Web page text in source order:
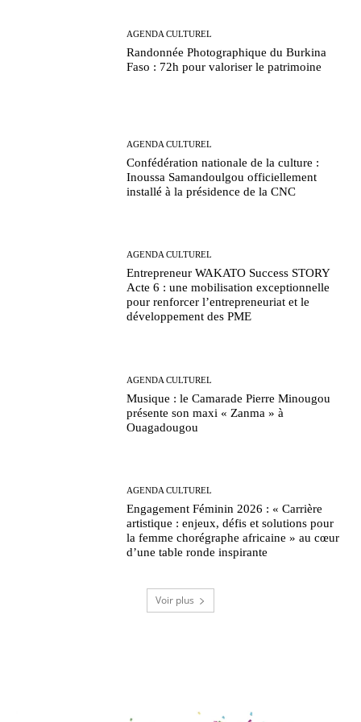
AGENDA CULTUREL
Randonnée Photographique du Burkina
Faso : 72h pour valoriser le patrimoine
AGENDA CULTUREL
Confédération nationale de la culture :
Inoussa Samandoulgou officiellement
installé à la présidence de la CNC
AGENDA CULTUREL
Entrepreneur WAKATO Success STORY
Acte 6 : une mobilisation exceptionnelle
pour renforcer l’entrepreneuriat et le
développement des PME
AGENDA CULTUREL
Musique : le Camarade Pierre Minougou
présente son maxi « Zanma » à
Ouagadougou
AGENDA CULTUREL
Engagement Féminin 2026 : « Carrière
artistique : enjeux, défis et solutions pour
la femme chorégraphe africaine » au cœur
d’une table ronde inspirante
Voir plus